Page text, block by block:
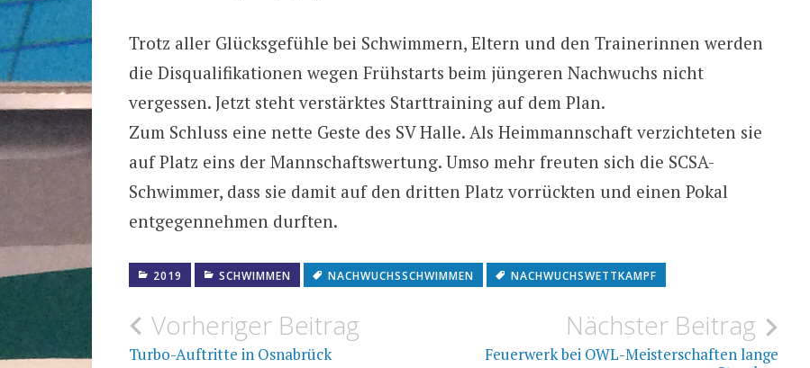
Trotz aller Glücksgefühle bei Schwimmern, Eltern und den Trainerinnen werden
die Disqualifikationen wegen Frühstarts beim jüngeren Nachwuchs nicht
vergessen. Jetzt steht verstärktes Starttraining auf dem Plan.
Zum Schluss eine nette Geste des SV Halle. Als Heimmannschaft verzichteten sie
auf Platz eins der Mannschaftswertung. Umso mehr freuten sich die SCSA-
Schwimmer, dass sie damit auf den dritten Platz vorrückten und einen Pokal
entgegennehmen durften.
2019 SCHWIMMEN NACHWUCHSSCHWIMMEN NACHWUCHSWETTKAMPF
Beitragsnavigation
Vorheriger Beitrag
Turbo-Auftritte in Osnabrück
Nächster Beitrag
Feuerwerk bei OWL-Meisterschaften lange